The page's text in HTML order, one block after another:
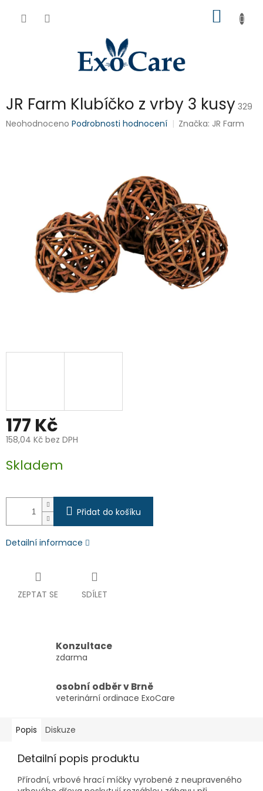
KOŠÍK
JR Farm Klubíčko z vrby 3 kusy 329
Průměrné
Neohodnoceno Podrobnosti hodnocení Značka: JR Farm
177 Kč
158,04 Kč bez DPH
cena:
Skladem
Přidat do košíku
Detailní informace
ZEPTAT SE SDÍLET
Konzultace
zdarma
osobní odběr v Brně
veterinární ordinace ExoCare
Popis Diskuze
Detailní popis produktu
Přírodní, vrbové hrací míčky vyrobené z neupraveného